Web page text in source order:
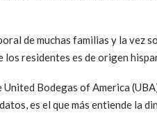
de muchas familias y la vez
residentes es de origen
Bodegas of America
es el que más entiende la